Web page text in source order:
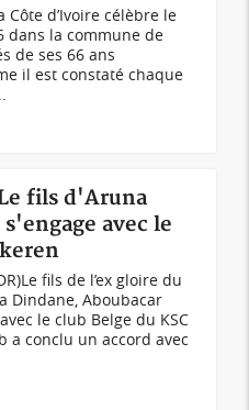
Côte d’Ivoire célèbre le
dans la commune de
de ses 66 ans
il est constaté chaque
fils d'Aruna
avec le
fils de l’ex gloire du
Dindane, Aboubacar
le club Belge du KSC
a conclu un accord avec